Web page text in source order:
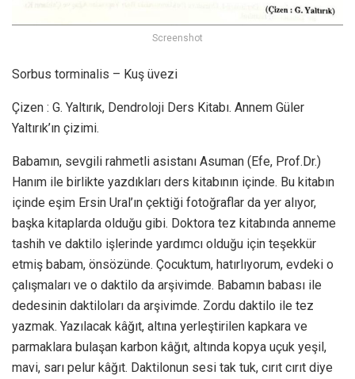
Screenshot
Sorbus torminalis – Kuş üvezi
Çizen : G. Yaltırık, Dendroloji Ders Kitabı. Annem Güler
Yaltırık’ın çizimi.
Babamın, sevgili rahmetli asistanı Asuman (Efe, Prof.Dr.)
Hanım ile birlikte yazdıkları ders kitabının içinde. Bu kitabın
içinde eşim Ersin Ural’ın çektiği fotoğraflar da yer alıyor,
başka kitaplarda olduğu gibi. Doktora tez kitabında anneme
tashih ve daktilo işlerinde yardımcı olduğu için teşekkür
etmiş babam, önsözünde. Çocuktum, hatırlıyorum, evdeki o
çalışmaları ve o daktilo da arşivimde. Babamın babası ile
dedesinin daktiloları da arşivimde. Zordu daktilo ile tez
yazmak. Yazılacak kâğıt, altına yerleştirilen kapkara ve
parmaklara bulaşan karbon kâğıt, altında kopya uçuk yeşil,
mavi, sarı pelur kâğıt. Daktilonun sesi tak tuk, cırıt cırıt diye